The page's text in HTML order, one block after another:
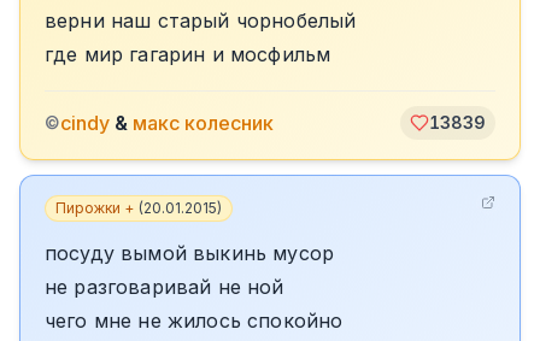
верни наш старый чорнобелый
где мир гагарин и мосфильм
©cindy & макс колесник 13839
Пирожки + (20.01.2015)
посуду вымой выкинь мусор
не разговаривай не ной
чего мне не жилось спокойно